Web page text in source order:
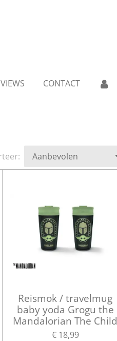
CONTACT
Reismok / travelmug
baby yoda Grogu the
Mandalorian The Child
€ 18,99